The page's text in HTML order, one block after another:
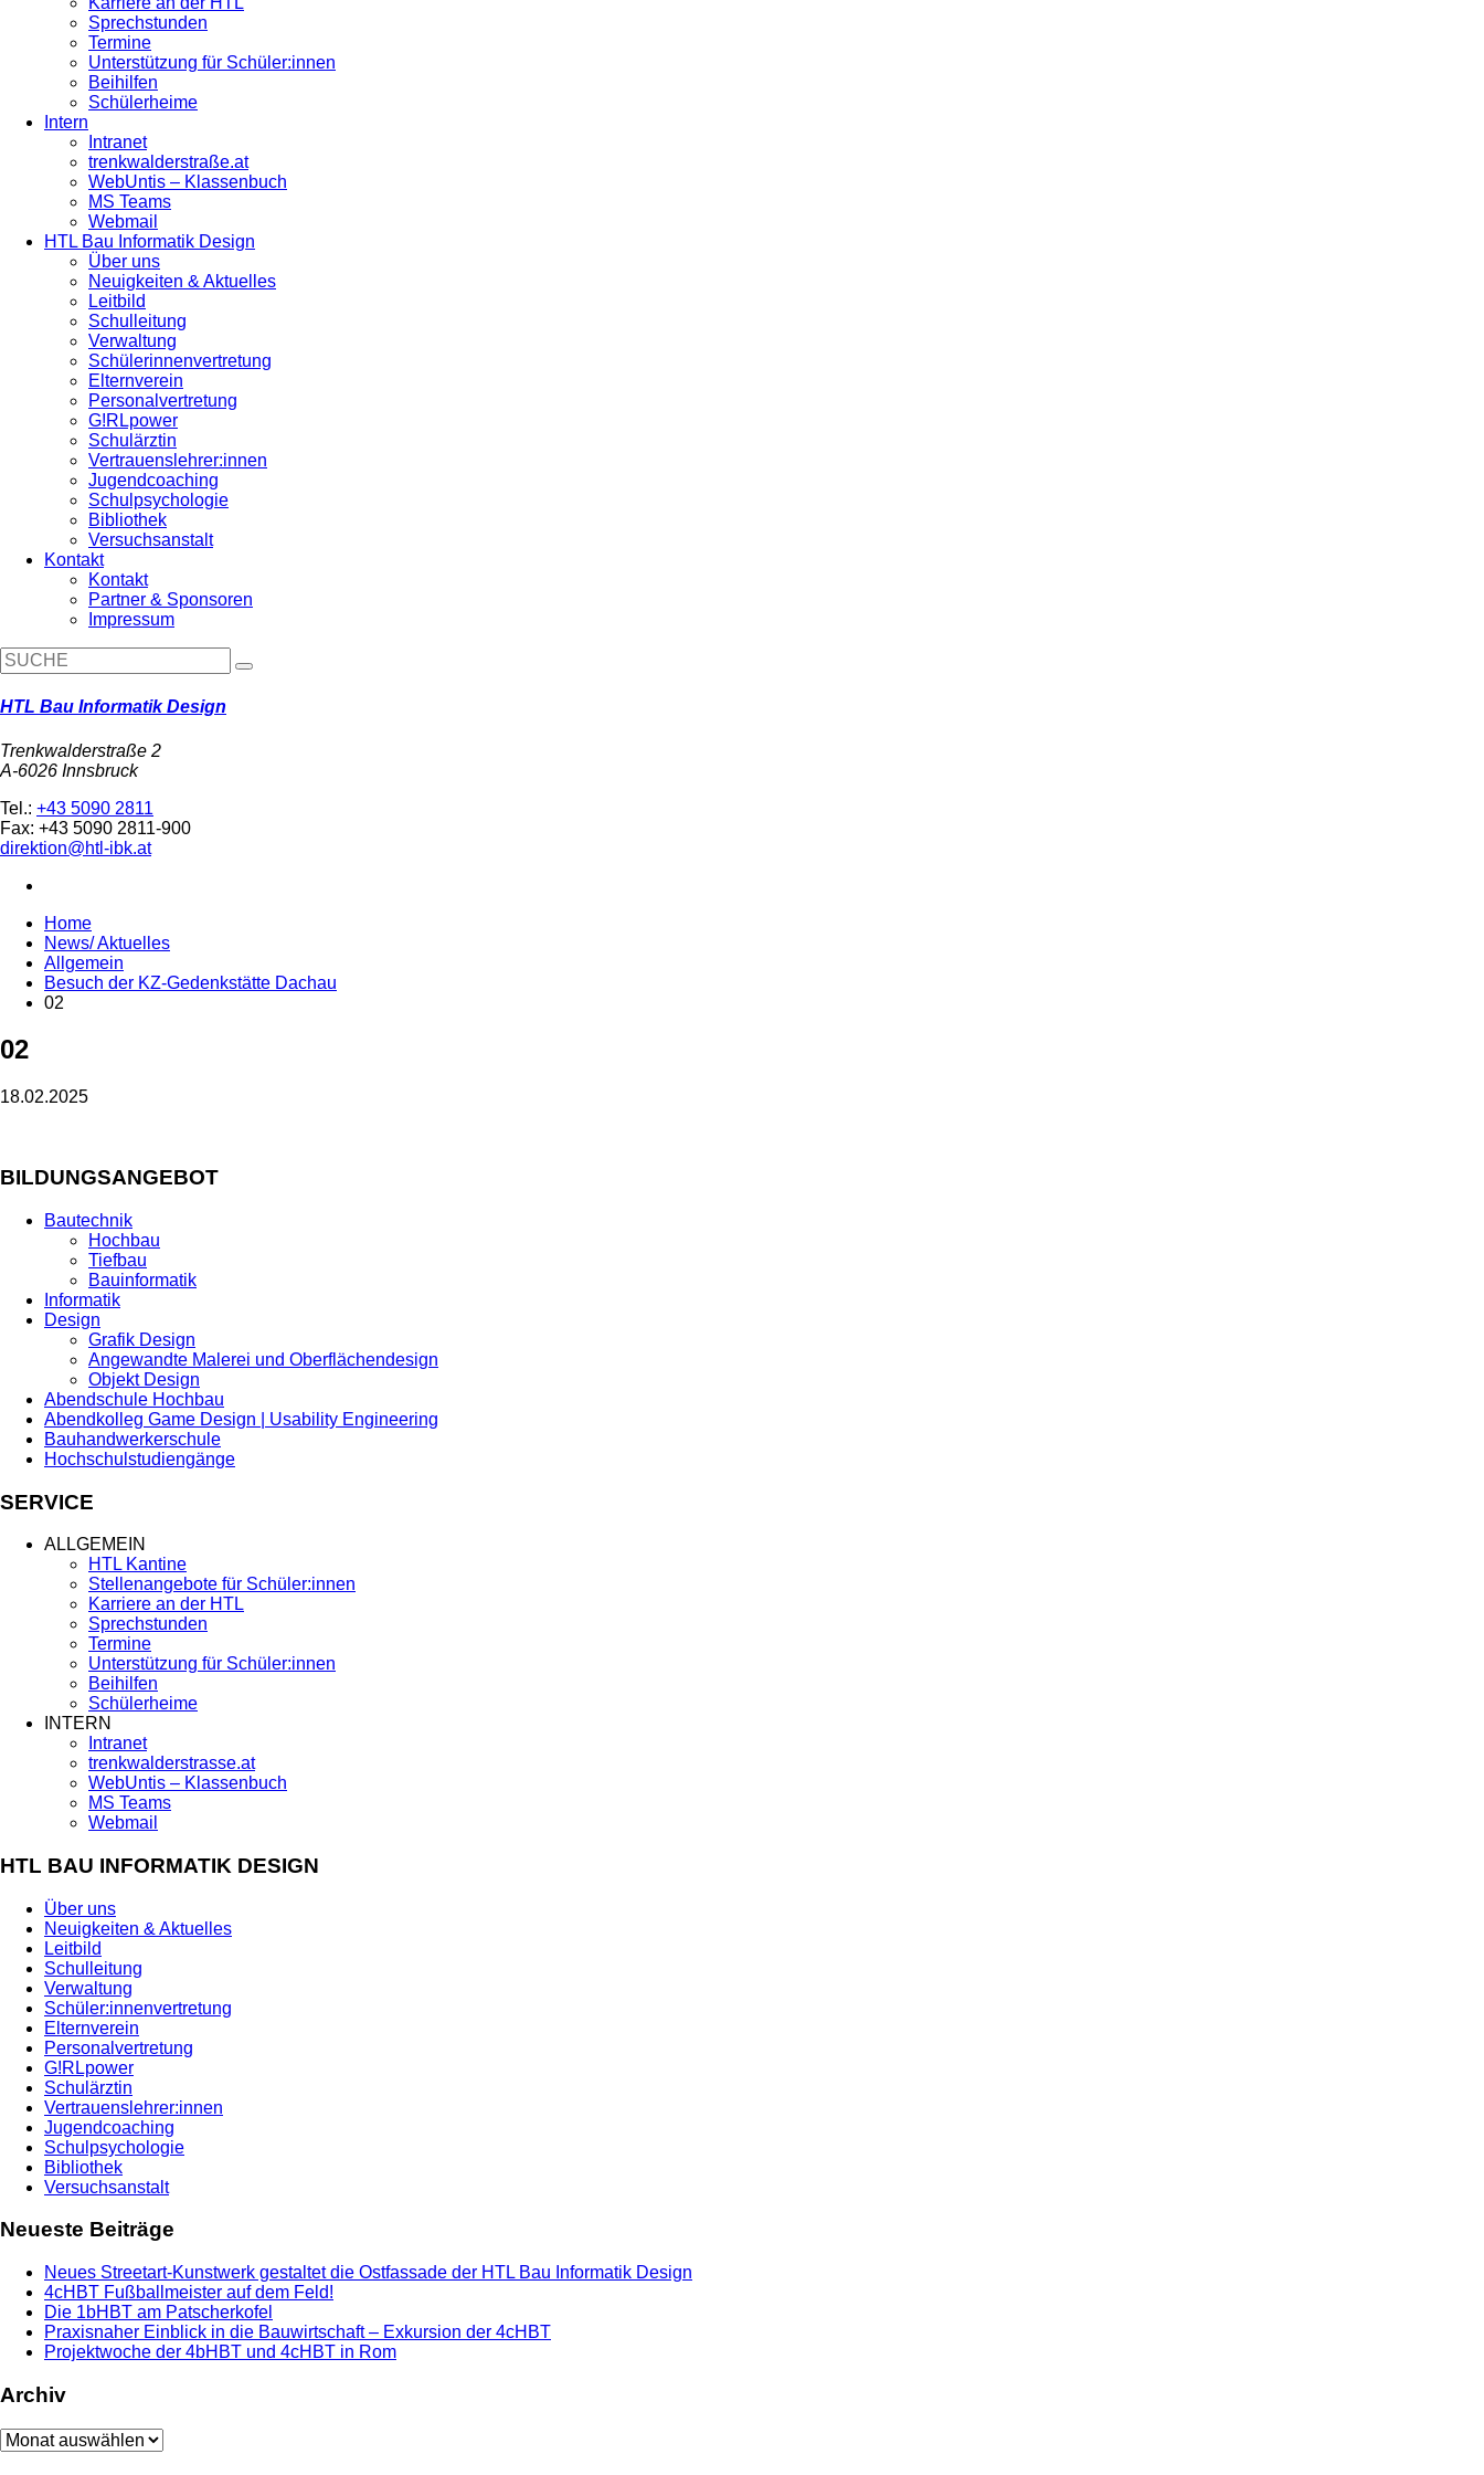
Sprechstunden
Termine
Unterstützung für Schüler:innen
Beihilfen
Schülerheime
Intern
Intranet
trenkwalderstraße.at
WebUntis – Klassenbuch
MS Teams
Webmail
HTL Bau Informatik Design
Über uns
Neuigkeiten & Aktuelles
Leitbild
Schulleitung
Verwaltung
Schülerinnenvertretung
Elternverein
Personalvertretung
G!RLpower
Schulärztin
Vertrauenslehrer:innen
Jugendcoaching
Schulpsychologie
Bibliothek
Versuchsanstalt
Kontakt
Kontakt
Partner & Sponsoren
Impressum
HTL Bau Informatik Design
Trenkwalderstraße 2
A-6026 Innsbruck
Tel.: +43 5090 2811
Fax: +43 5090 2811-900
direktion@htl-ibk.at
Home
News/ Aktuelles
Allgemein
Besuch der KZ-Gedenkstätte Dachau
02
02
18.02.2025
BILDUNGSANGEBOT
Bautechnik
Hochbau
Tiefbau
Bauinformatik
Informatik
Design
Grafik Design
Angewandte Malerei und Oberflächendesign
Objekt Design
Abendschule Hochbau
Abendkolleg Game Design | Usability Engineering
Bauhandwerkerschule
Hochschulstudiengänge
SERVICE
ALLGEMEIN
HTL Kantine
Stellenangebote für Schüler:innen
Karriere an der HTL
Sprechstunden
Termine
Unterstützung für Schüler:innen
Beihilfen
Schülerheime
INTERN
Intranet
trenkwalderstrasse.at
WebUntis – Klassenbuch
MS Teams
Webmail
HTL BAU INFORMATIK DESIGN
Über uns
Neuigkeiten & Aktuelles
Leitbild
Schulleitung
Verwaltung
Schüler:innenvertretung
Elternverein
Personalvertretung
G!RLpower
Schulärztin
Vertrauenslehrer:innen
Jugendcoaching
Schulpsychologie
Bibliothek
Versuchsanstalt
Neueste Beiträge
Neues Streetart-Kunstwerk gestaltet die Ostfassade der HTL Bau Informatik Design
4cHBT Fußballmeister auf dem Feld!
Die 1bHBT am Patscherkofel
Praxisnaher Einblick in die Bauwirtschaft – Exkursion der 4cHBT
Projektwoche der 4bHBT und 4cHBT in Rom
Archiv
Archiv